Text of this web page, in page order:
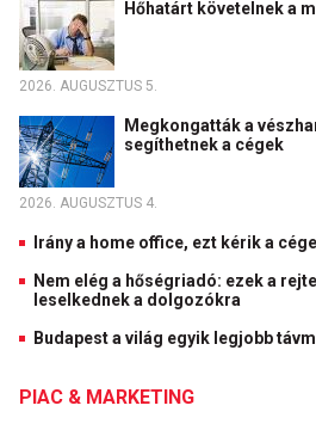
Hőhatárt követelnek a
2026. AUGUSZTUS 5.
Megkongatták a
segíthetnek a cégek
2026. AUGUSZTUS 4.
Irány a home office, ezt kérik a
Nem elég a hőségriadó: ezek a
leselkednek a dolgozókra
Budapest a világ egyik legjobb
PIAC & MARKETING